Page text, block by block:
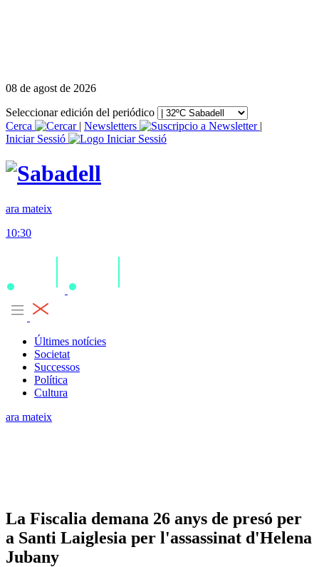
08 de agost de 2026
Seleccionar edición del periódico
Cerca
| Newsletters
|
Iniciar Sessió
ara mateix
10:30
Últimes notícies
Societat
Successos
Política
Cultura
ara mateix
La Fiscalia demana 26 anys de presó per
a Santi Laiglesia per l'assassinat d'Helena
Jubany